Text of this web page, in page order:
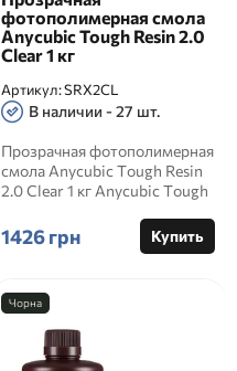
фотополимерная смола
Anycubic Tough Resin 2.0
Clear 1 кг
Артикул:SRX2CL
В наличии - 27 шт.
Прозрачная фотополимерная
смола Anycubic Tough Resin
2.0 Clear 1 кг Anycubic Tough
1426 грн Купить
Чорна